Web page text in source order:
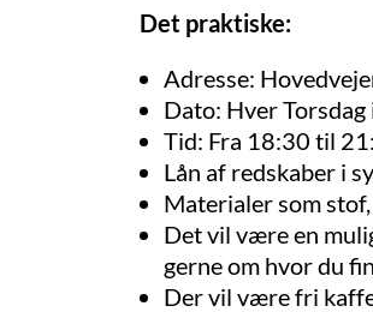
Det praktiske:
Adresse:
Dato: Hver Torsdag
Tid: Fra 18:30 til
Lån af redskaber i
Materialer som
Det vil være en
gerne om hvor du
Der vil være fri